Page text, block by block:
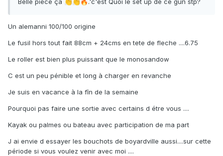
👏👏🔥
Un alemanni 100/100 origine
Le fusil hors tout fait 88cm + 24cms en tete de fleche ....6.75
Le roller est bien plus puissant que le monosandow
C est un peu pénible et long à charger en revanche
Je suis en vacance à la fîn de la semaine
Pourquoi pas faire une sortie avec certains d étre vous ....
Kayak ou palmes ou bateau avec participation de ma part
J ai envie d essayer les bouchots de boyardville aussi....sur cette
période si vous voulez venir avec moi ....